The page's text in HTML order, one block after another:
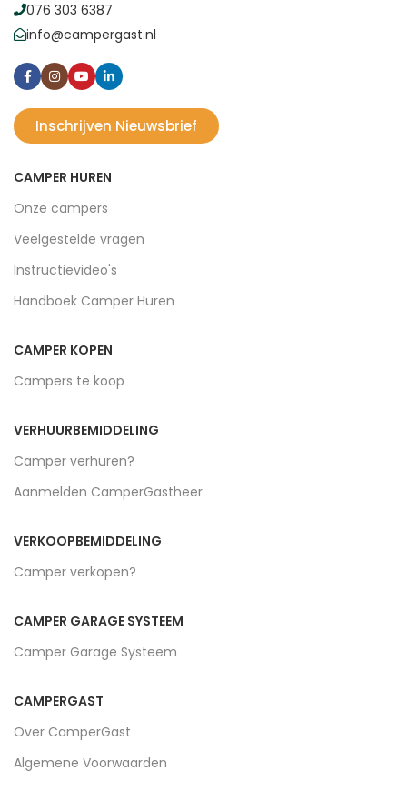
076 303 6387
info@campergast.nl
Inschrijven Nieuwsbrief
CAMPER HUREN
Onze campers
Veelgestelde vragen
Instructievideo's
Handboek Camper Huren
CAMPER KOPEN
Campers te koop
VERHUURBEMIDDELING
Camper verhuren?
Aanmelden CamperGastheer
VERKOOPBEMIDDELING
Camper verkopen?
CAMPER GARAGE SYSTEEM
Camper Garage Systeem
CAMPERGAST
Over CamperGast
Algemene Voorwaarden